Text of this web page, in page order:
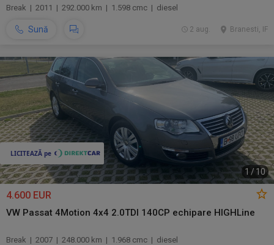
Break | 2011 | 292.000 km | 1.598 cmc | diesel
Sună Branesti, IF
2 aug.
1 / 10
4.600 EUR
VW Passat 4Motion 4x4 2.0TDI 140CP echipare HIGHLine
Break | 2007 | 248.000 km | 1.968 cmc | diesel